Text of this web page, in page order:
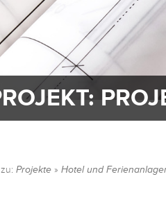
Projekte » Hotel und